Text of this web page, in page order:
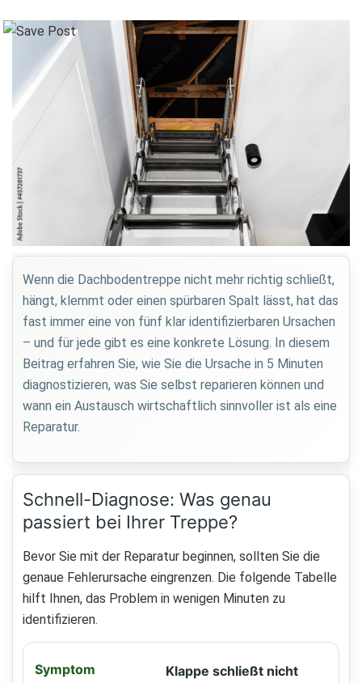
Wenn die Dachbodentreppe nicht mehr richtig schließt,
hängt, klemmt oder einen spürbaren Spalt lässt, hat das
fast immer eine von fünf klar identifizierbaren Ursachen
– und für jede gibt es eine konkrete Lösung. In diesem
Beitrag erfahren Sie, wie Sie die Ursache in 5 Minuten
diagnostizieren, was Sie selbst reparieren können und
wann ein Austausch wirtschaftlich sinnvoller ist als eine
Reparatur.
Schnell-Diagnose: Was genau
passiert bei Ihrer Treppe?
Bevor Sie mit der Reparatur beginnen, sollten Sie die
genaue Fehlerursache eingrenzen. Die folgende Tabelle
hilft Ihnen, das Problem in wenigen Minuten zu
identifizieren.
Klappe schließt nicht